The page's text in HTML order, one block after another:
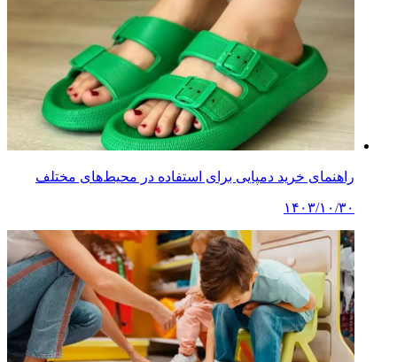
راهنمای خرید دمپایی برای استفاده در محیط‌های مختلف
۱۴۰۳/۱۰/۳۰